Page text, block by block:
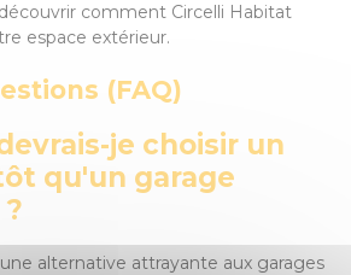
comment Circelli Habitat
espace extérieur.
(FAQ)
je choisir un
qu'un garage
alternative attrayante aux garages